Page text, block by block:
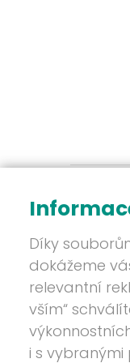
Hlavní
Úvod
Díky
dokážeme
relevantní
vším“
i s vybranými